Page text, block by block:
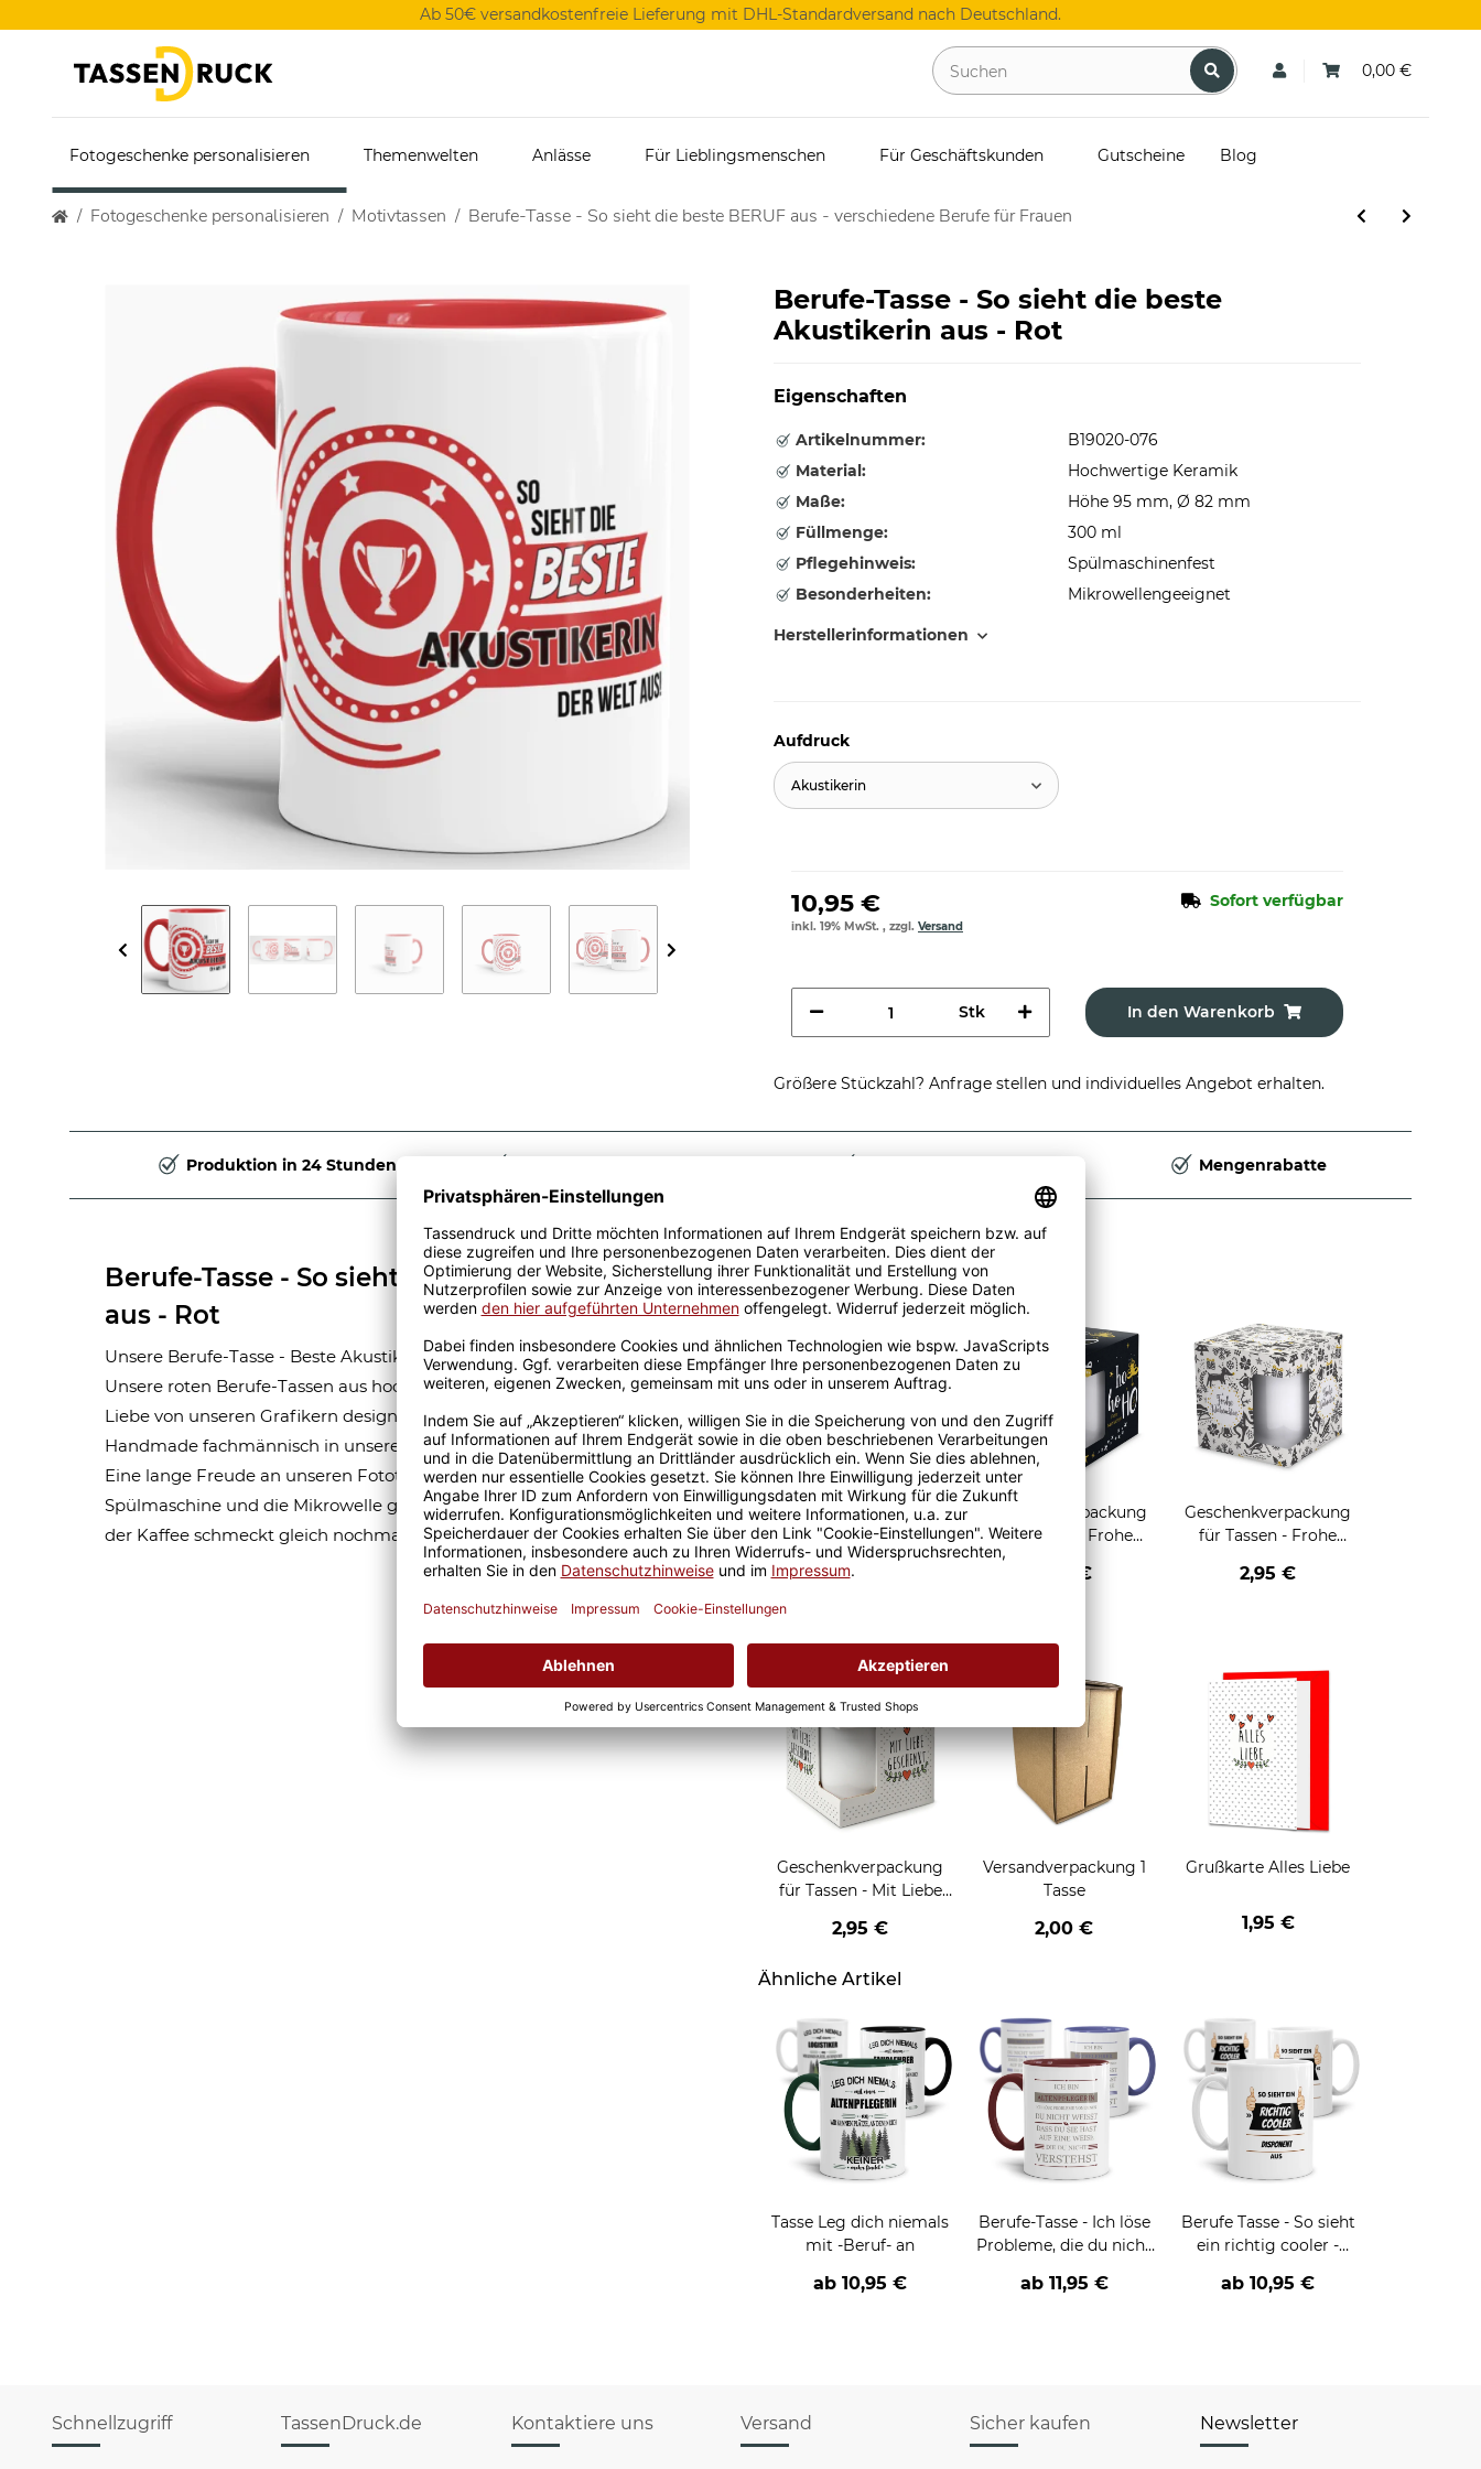
Ab 50€ versandkostenfreie Lieferung mit DHL-Standardversand nach Deutschland.
0,00 €
Fotogeschenke personalisieren Themenwelten Anlässe Für Lieblingsmenschen Für Geschäftskunden Gutscheine Blog
Fotogeschenke personalisieren Motivtassen Berufe-Tasse - So sieht die beste BERUF aus - verschiedene Berufe für Frauen
Berufe-Tasse - So sieht die beste
Akustikerin aus - Rot
Eigenschaften
Artikelnummer:
B19020-076
Material:
Hochwertige Keramik
Maße:
Höhe 95 mm, Ø 82 mm
Füllmenge:
300 ml
Pflegehinweis:
Spülmaschinenfest
Besonderheiten:
Mikrowellengeeignet
Herstellerinformationen
Aufdruck
Akustikerin
10,95 € Sofort verfügbar
inkl. 19% MwSt. , zzgl. Versand
Stk In den Warenkorb
Größere Stückzahl? Anfrage stellen und individuelles Angebot erhalten.
Produktion in 24 Stunden Mengenrabatte
Berufe-Tasse - So sieht die beste Akustikerin
aus - Rot
Unsere Berufe-Tasse - Beste Akustikerin - ist eine tolle Geschenkidee.
Unsere roten Berufe-Tassen aus hochwertiger Keramik wurden mit viel
Liebe von unseren Grafikern designt. Mit viel Erfahrung werden sie
Handmade fachmännisch in unserer hauseigenen Produktion bedruckt.
Eine lange Freude an unseren Fototassen und Motivtassen, die auch für die
Spülmaschine und die Mikrowelle geeignet sind, ist somit garantiert und
der Kaffee schmeckt gleich nochmal so gut. Egal ob zuhause oder im Büro.
Passende Verpackungen
Geschenkverpackung
für Tassen - Frohe
Weihnachten - HO HO
HO - rot
2,95 €
Geschenkverpackung
für Tassen - Frohe
Weihnachten - HO HO
HO - schwarz
2,95 €
Geschenkverpackung
für Tassen - Frohe
2,95 €
Grußkarten zum Verschenken
Geschenkverpackung
für Tassen - Mit Liebe
2,95 €
Versandverpackung 1
Tasse
2,00 €
Grußkarte Alles Liebe
1,95 €
Ähnliche Artikel
Tasse Leg dich niemals
mit -Beruf- an
ab10,95 €
Berufe-Tasse - Ich löse
Probleme, die du nicht
verschiedene Berufe
ab 11,95 €
Berufe Tasse - So sieht
ein richtig cooler -
ab10,95 €
Schnellzugriff TassenDruck.de Kontaktiere uns Versand Sicher kaufen Newsletter